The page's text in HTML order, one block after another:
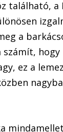
található, a
a
hogy
ez a